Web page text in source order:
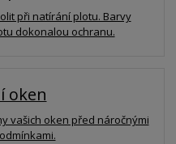
při natírání plotu. Barvy
dokonalou ochranu.
oken
vašich oken před náročnými